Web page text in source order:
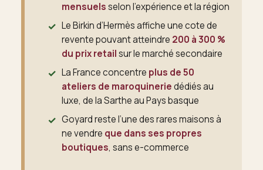
mensuelsselon l’expérience et la région
Le Birkin d’Hermès affiche une cote de
revente pouvant atteindre 200 à 300 %
du prix retailsur le marché secondaire
La France concentre plus de 50
ateliers de maroquineriedédiés au
luxe, de la Sarthe au Pays basque
Goyard reste l’une des rares maisons à
ne vendre que dans ses propres
boutiques, sans e-commerce